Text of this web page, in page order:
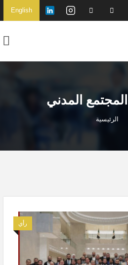
English
المدني
الرئيسية
رأي